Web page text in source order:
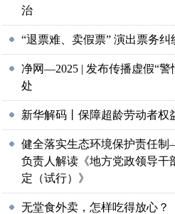
治
“退票难、卖假票” 演出票务纠
净网—2025 | 发布传播虚假“警
处
新华解码丨保障超龄劳动者权
健全落实生态环境保护责任
负责人解读《地方党政领导干
定（试行）》
无堂食外卖，怎样吃得放心？